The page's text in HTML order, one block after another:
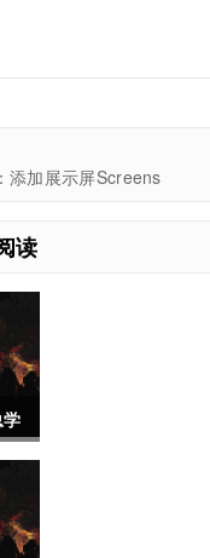
添加展示屏Screens
读
教
！